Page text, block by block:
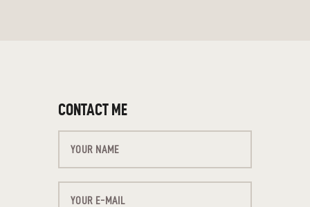
CONTACT ME